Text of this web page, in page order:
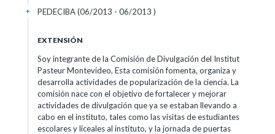
PEDECIBA (06/2013 - 06/2013 )
+
EXTENSIÓN
Soy integrante de la Comisión de Divulgación del Institut
Pasteur Montevideo, Esta comisión fomenta, organiza y
desarrolla actividades de popularización de la ciencia. La
comisión nace con el objetivo de fortalecer y mejorar
actividades de divulgación que ya se estaban llevando a
cabo en el instituto, tales como las visitas de estudiantes
escolares y liceales al instituto, y la jornada de puertas